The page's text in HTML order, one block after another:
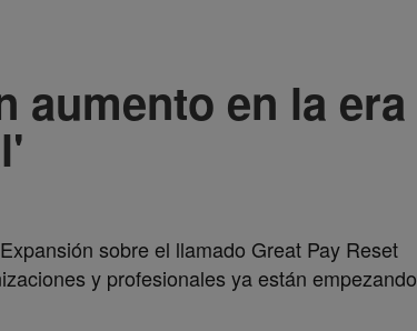
aumento en la era
sobre el llamado Great Pay Reset
y profesionales ya están empezando